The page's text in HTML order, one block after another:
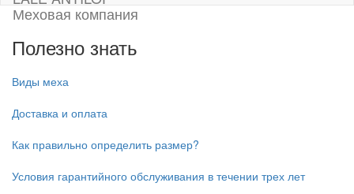
Меховая компания
Полезно знать
Виды меха
Доставка и оплата
Как правильно определить размер?
Условия гарантийного обслуживания в течении трех лет